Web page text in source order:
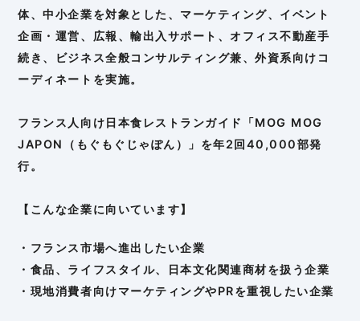
体、中小企業を対象とした、マーケティング、イベント
企画・運営、広報、輸出入サポート、オフィス不動産手
続き、ビジネス全般コンサルティング兼、外資系向けコ
ーディネートを実施。
フランス人向け日本食レストランガイド「MOG MOG
JAPON（もぐもぐじゃぽん）」を年2回40,000部発
行。
【こんな企業に向いています】
・フランス市場へ進出したい企業
・食品、ライフスタイル、日本文化関連商材を扱う企業
・現地消費者向けマーケティングやPRを重視したい企業